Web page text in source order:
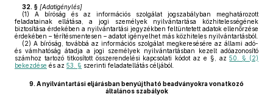
32. § [Adatigénylés]
(1) A bíróság és az információs szolgálat jogszabályban meghatározott
feladatainak ellátása, a jogi személyek nyilvántartása közhitelességének
biztosítása érdekében a nyilvántartási jegyzékben feltüntetett adatok ellenőrzése
érdekében – térítésmentesen – adatot igényelhet más közhiteles nyilvántartásból.
(2) A bíróság, továbbá az információs szolgálat megkeresésére az állami adó-
és vámhatóság átadja a jogi személyek nyilvántartásban kezelt adóazonosító
számhoz tartozó titkosított összerendelési kapcsolati kódot az e §, az50. § (2)
bekezdése és az 53. § szerinti feladatellátás céljából.
9. A nyilvántartási eljárásban benyújtható beadványokra vonatkozó
általános szabályok